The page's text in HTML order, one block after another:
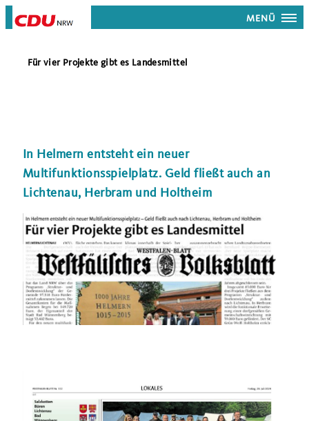
MENÜ
Für vier Projekte gibt es Landesmittel
In Helmern entsteht ein neuer
Multifunktionsspielplatz. Geld fließt auch an
Lichtenau, Herbram und Holtheim